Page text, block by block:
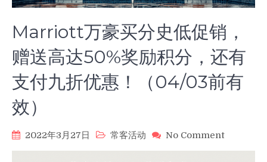
Marriott万豪买分史低促销，
赠送高达50%奖励积分，还有
支付九折优惠！（04/03前有
效）
2022年3月27日 常客活动 No Commenton